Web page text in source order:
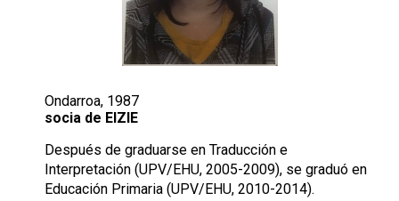
Ondarroa, 1987
socia de EIZIE
Después de graduarse en Traducción e
Interpretación (UPV/EHU, 2005-2009), se graduó en
Educación Primaria (UPV/EHU, 2010-2014).